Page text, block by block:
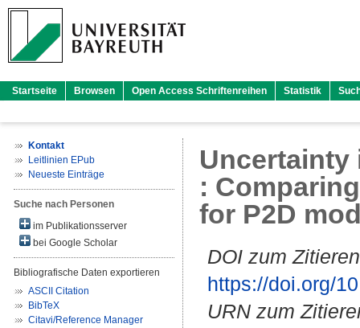
Startseite Browsen Open Access Schriftenreihen Statistik
Kontakt
Leitlinien EPub
Neueste Einträge
Suche nach Personen
im Publikationsserver
bei Google Scholar
Bibliografische Daten exportieren
ASCII Citation
BibTeX
Citavi/Reference Manager
:
for P2D
DOI zum
https://doi.org/
URN zum